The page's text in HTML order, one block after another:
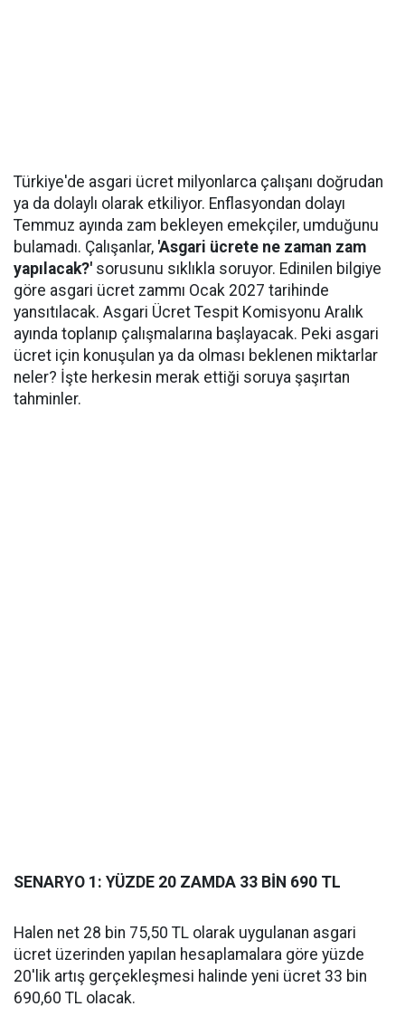
Türkiye'de asgari ücret milyonlarca çalışanı doğrudan
ya da dolaylı olarak etkiliyor. Enflasyondan dolayı
Temmuz ayında zam bekleyen emekçiler, umduğunu
bulamadı. Çalışanlar, 'Asgari ücrete ne zaman zam
yapılacak?' sorusunu sıklıkla soruyor. Edinilen bilgiye
göre asgari ücret zammı Ocak 2027 tarihinde
yansıtılacak. Asgari Ücret Tespit Komisyonu Aralık
ayında toplanıp çalışmalarına başlayacak. Peki asgari
ücret için konuşulan ya da olması beklenen miktarlar
neler? İşte herkesin merak ettiği soruya şaşırtan
tahminler.
SENARYO 1: YÜZDE 20 ZAMDA 33 BİN 690 TL
Halen net 28 bin 75,50 TL olarak uygulanan asgari
ücret üzerinden yapılan hesaplamalara göre yüzde
20'lik artış gerçekleşmesi halinde yeni ücret 33 bin
690,60 TL olacak.